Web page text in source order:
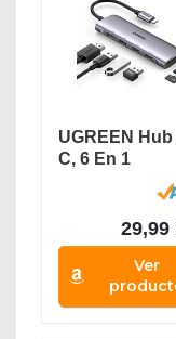
UGREEN
C, 6 En 1
Adaptador
29,99
Ver